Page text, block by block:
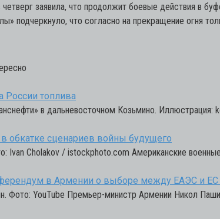
заявила, что продолжит боевые действия в
подчеркнуло, что согласно на прекращение огня
России топлива
в дальневосточном Козьмино.
обкатке сценариев войны будущего
Ivan Cholakov / istockphoto.com Американские
в Армении о выборе между ЕАЭС и
Фото: YouTube Премьер-министр Армении Никол